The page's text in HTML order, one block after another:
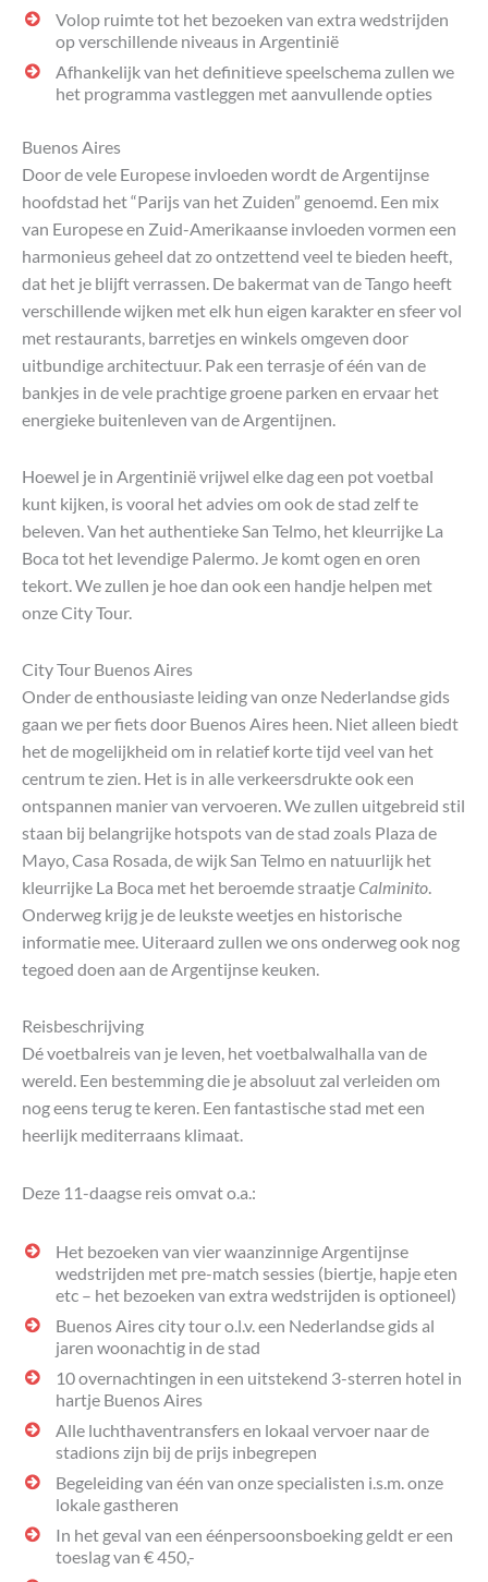
Volop ruimte tot het bezoeken van extra wedstrijden
op verschillende niveaus in Argentinië
Afhankelijk van het definitieve speelschema zullen we
het programma vastleggen met aanvullende opties
Buenos Aires
Door de vele Europese invloeden wordt de Argentijnse
hoofdstad het “Parijs van het Zuiden” genoemd. Een mix
van Europese en Zuid-Amerikaanse invloeden vormen een
harmonieus geheel dat zo ontzettend veel te bieden heeft,
dat het je blijft verrassen. De bakermat van de Tango heeft
verschillende wijken met elk hun eigen karakter en sfeer vol
met restaurants, barretjes en winkels omgeven door
uitbundige architectuur. Pak een terrasje of één van de
bankjes in de vele prachtige groene parken en ervaar het
energieke buitenleven van de Argentijnen.
Hoewel je in Argentinië vrijwel elke dag een pot voetbal
kunt kijken, is vooral het advies om ook de stad zelf te
beleven. Van het authentieke San Telmo, het kleurrijke La
Boca tot het levendige Palermo. Je komt ogen en oren
tekort. We zullen je hoe dan ook een handje helpen met
onze City Tour.
City Tour Buenos Aires
Onder de enthousiaste leiding van onze Nederlandse gids
gaan we per fiets door Buenos Aires heen. Niet alleen biedt
het de mogelijkheid om in relatief korte tijd veel van het
centrum te zien. Het is in alle verkeersdrukte ook een
ontspannen manier van vervoeren. We zullen uitgebreid stil
staan bij belangrijke hotspots van de stad zoals Plaza de
Mayo, Casa Rosada, de wijk San Telmo en natuurlijk het
kleurrijke La Boca met het beroemde straatje Calminito.
Onderweg krijg je de leukste weetjes en historische
informatie mee. Uiteraard zullen we ons onderweg ook nog
tegoed doen aan de Argentijnse keuken.
Reisbeschrijving
Dé voetbalreis van je leven, het voetbalwalhalla van de
wereld. Een bestemming die je absoluut zal verleiden om
nog eens terug te keren. Een fantastische stad met een
heerlijk mediterraans klimaat.
Deze 11-daagse reis omvat o.a.:
Het bezoeken van vier waanzinnige Argentijnse
wedstrijden met pre-match sessies (biertje, hapje eten
etc – het bezoeken van extra wedstrijden is optioneel)
Buenos Aires city tour o.l.v. een Nederlandse gids al
jaren woonachtig in de stad
10 overnachtingen in een uitstekend 3-sterren hotel in
hartje Buenos Aires
Alle luchthaventransfers en lokaal vervoer naar de
stadions zijn bij de prijs inbegrepen
Begeleiding van één van onze specialisten i.s.m. onze
lokale gastheren
In het geval van een éénpersoonsboeking geldt er een
toeslag van € 450,-